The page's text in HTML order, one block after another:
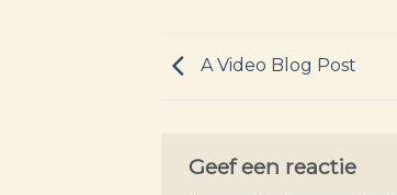
A Video Blog Post
Geef een reactie